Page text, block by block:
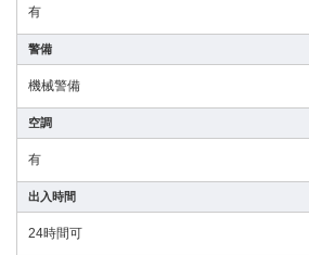
有
警備
機械警備
空調
有
出入時間
24時間可